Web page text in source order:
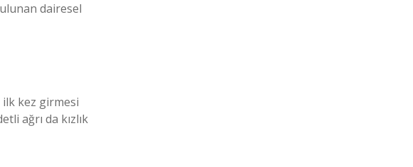
dairesel
ilk kez girmesi
ağrı da kızlık